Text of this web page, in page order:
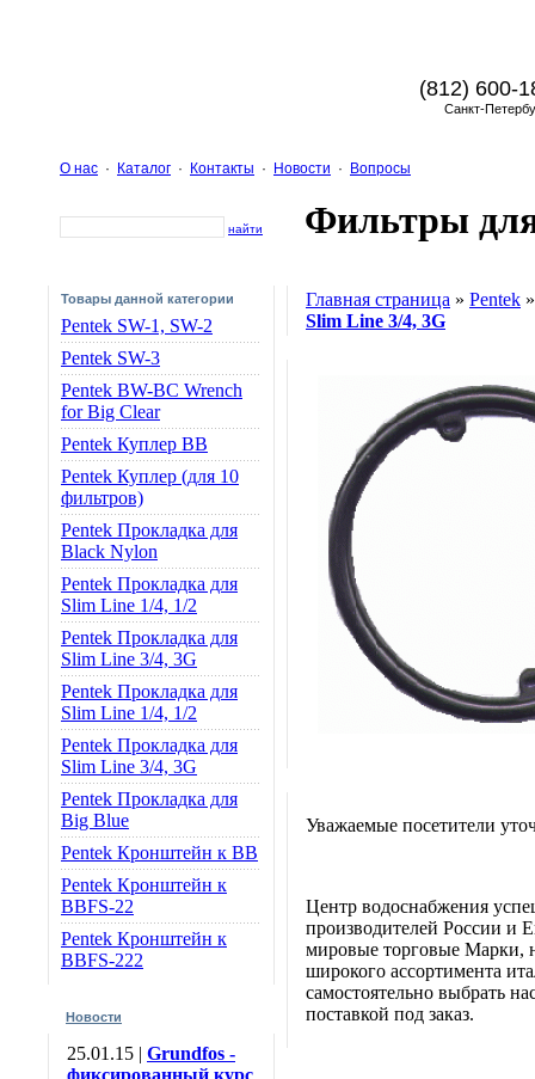
(812) 600-
Санкт-
О нас · Каталог · Контакты · Новости · Вопросы
найти Фильтры
Товары данной категории
Pentek SW-1, SW-2
Pentek SW-3
Pentek BW-BC Wrench
for Big Clear
Pentek Куплер BB
Pentek Куплер (для 10
фильтров)
Pentek Прокладка для
Black Nylon
Pentek Прокладка для
Slim Line 1/4, 1/2
Pentek Прокладка для
Slim Line 3/4, 3G
Pentek Прокладка для
Slim Line 1/4, 1/2
Pentek Прокладка для
Slim Line 3/4, 3G
Pentek Прокладка для
Big Blue
Pentek Кронштейн к BB
Pentek Кронштейн к
BBFS-22
Pentek Кронштейн к
BBFS-222
Новости
25.01.15 | Grundfos -
фиксированный курс
Главная страница » Pentek
Slim Line 3/4, 3G
Уважаемые посетители
Центр водоснабжения
производителей России и
мировые торговые Марки,
широкого ассортимента
самостоятельно выбрать
поставкой под заказ.